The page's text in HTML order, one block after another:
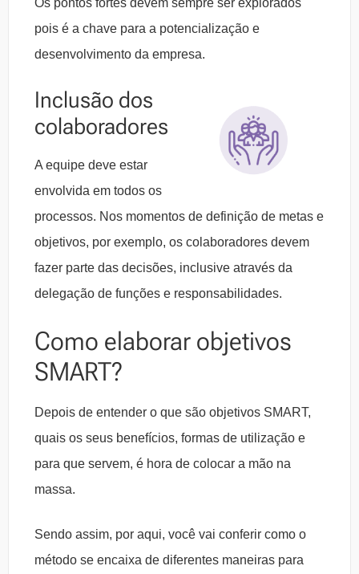
Os pontos fortes devem sempre ser explorados
pois é a chave para a potencialização e
desenvolvimento da empresa.
Inclusão dos
colaboradores
A equipe deve estar
envolvida em todos os
processos. Nos momentos de definição de metas e
objetivos, por exemplo, os colaboradores devem
fazer parte das decisões, inclusive através da
delegação de funções e responsabilidades.
Como elaborar objetivos
SMART?
Depois de entender o que são objetivos SMART,
quais os seus benefícios, formas de utilização e
para que servem, é hora de colocar a mão na
massa.
Sendo assim, por aqui, você vai conferir como o
método se encaixa de diferentes maneiras para